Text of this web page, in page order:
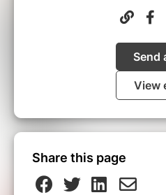
Send
View
Share this page